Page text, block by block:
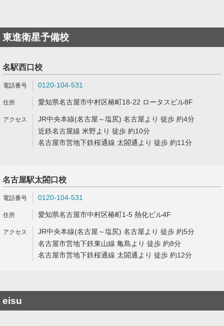
東進衛星予備校
名駅西口校
0120-104-531
愛知県名古屋市中村区椿町18-22 ロータスビル8F
JR中央本線(名古屋～塩尻) 名古屋より 徒歩 約4分
近鉄名古屋線 米野より 徒歩 約10分
名古屋市営地下鉄桜通線 太閤通より 徒歩 約11分
名古屋駅太閤口校
0120-104-531
愛知県名古屋市中村区椿町1-5 熱化ビル4F
JR中央本線(名古屋～塩尻) 名古屋より 徒歩 約5分
名古屋市営地下鉄東山線 亀島より 徒歩 約8分
名古屋市営地下鉄桜通線 太閤通より 徒歩 約12分
eisu